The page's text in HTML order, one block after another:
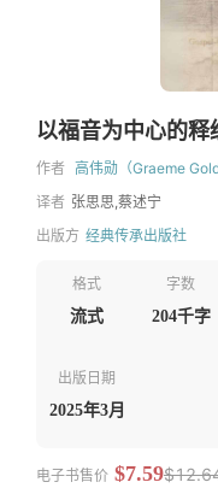
以福音为中心的释
作者 高伟勋（Graeme
译者 张思思,蔡述宁
出版方 经典传承出版社
格式
流式
字数
204千字
出版日期
2025年3月
电子书售价 $7.59